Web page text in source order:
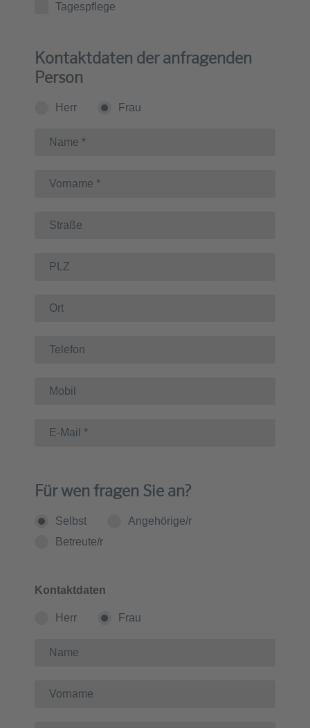
Tagespflege
Kontaktdaten der anfragenden
Person
Herr Frau
Für wen fragen Sie an?
Selbst
Angehörige/r
Betreute/r
Kontaktdaten
Herr Frau